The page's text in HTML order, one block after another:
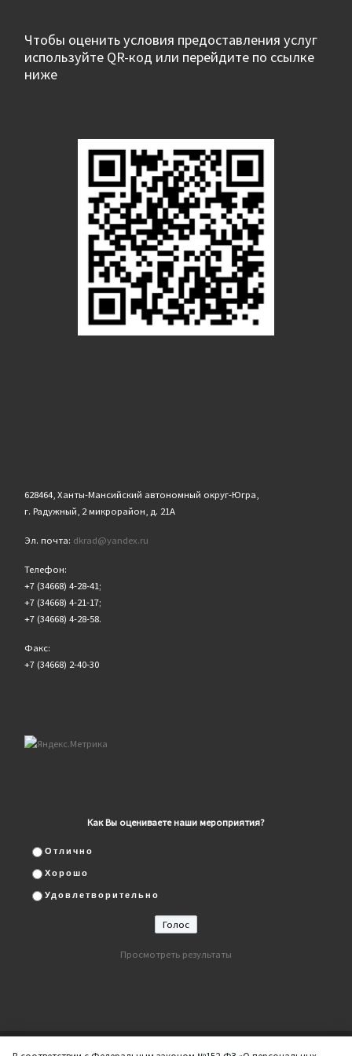
Чтобы оценить условия предоставления услуг
используйте QR-код или перейдите по ссылке
ниже
628464, Ханты-Мансийский автономный округ-Югра,
г. Радужный, 2 микрорайон, д. 21А
Эл. почта: dkrad@yandex.ru
Телефон:
+7 (34668) 4-28-41;
+7 (34668) 4-21-17;
+7 (34668) 4-28-58.
Факс:
+7 (34668) 2-40-30
Как Вы оцениваете наши мероприятия?
Отлично
Хорошо
Удовлетворительно
Просмотреть результаты